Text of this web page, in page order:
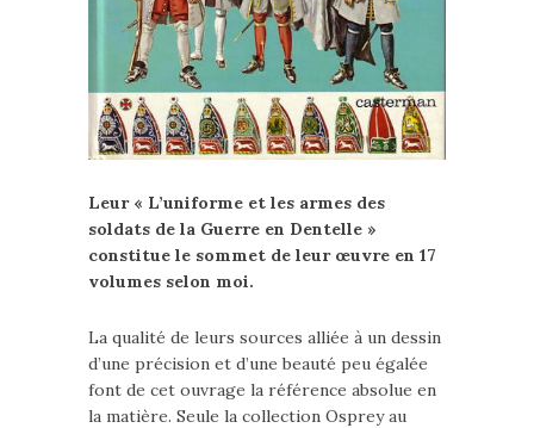
Leur « L’uniforme et les armes des
soldats de la Guerre en Dentelle »
constitue le sommet de leur œuvre en 17
volumes selon moi.
La qualité de leurs sources alliée à un dessin
d’une précision et d’une beauté peu égalée
font de cet ouvrage la référence absolue en
la matière. Seule la collection Osprey au